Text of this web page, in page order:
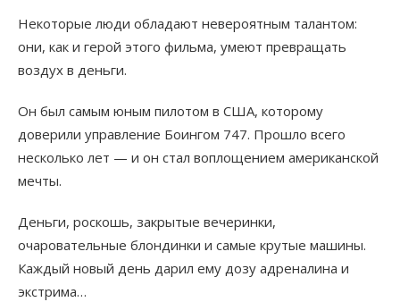
Некоторые люди обладают невероятным талантом:
они, как и герой этого фильма, умеют превращать
воздух в деньги.
Он был самым юным пилотом в США, которому
доверили управление Боингом 747. Прошло всего
несколько лет — и он стал воплощением американской
мечты.
Деньги, роскошь, закрытые вечеринки,
очаровательные блондинки и самые крутые машины.
Каждый новый день дарил ему дозу адреналина и
экстрима…